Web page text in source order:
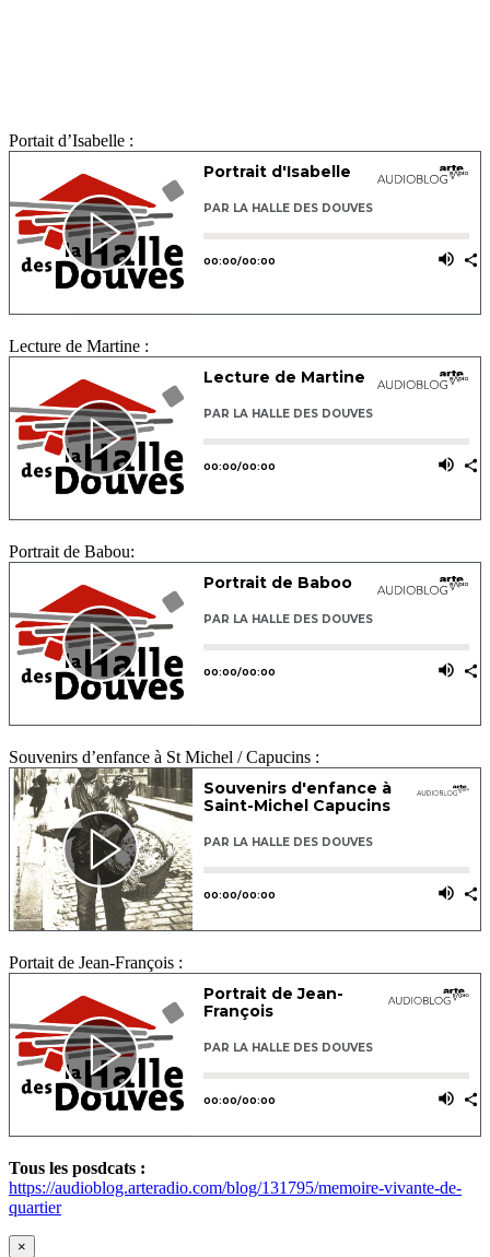
Portait d’Isabelle :
Lecture de Martine :
Portrait de Babou:
Souvenirs d’enfance à St Michel / Capucins :
Portait de Jean-François :
Tous les posdcats :
https://audioblog.arteradio.com/blog/131795/memoire-vivante-de-
quartier
×